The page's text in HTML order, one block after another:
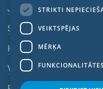
Kājenes navigācija
Jobs
Sazinieties
Konfidencialitātes
VDN
STRIKTI
VEIKTSPĒJAS
MĒRĶA
FUNKCIONALITĀTES